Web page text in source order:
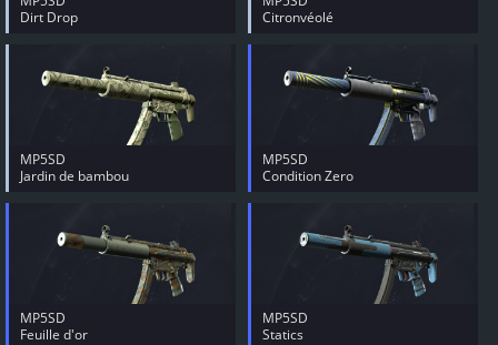
Dirt Drop
Citronvéolé
MP5SD
Jardin de bambou
MP5SD
Condition Zero
MP5SD
Feuille d'or
MP5SD
Statics